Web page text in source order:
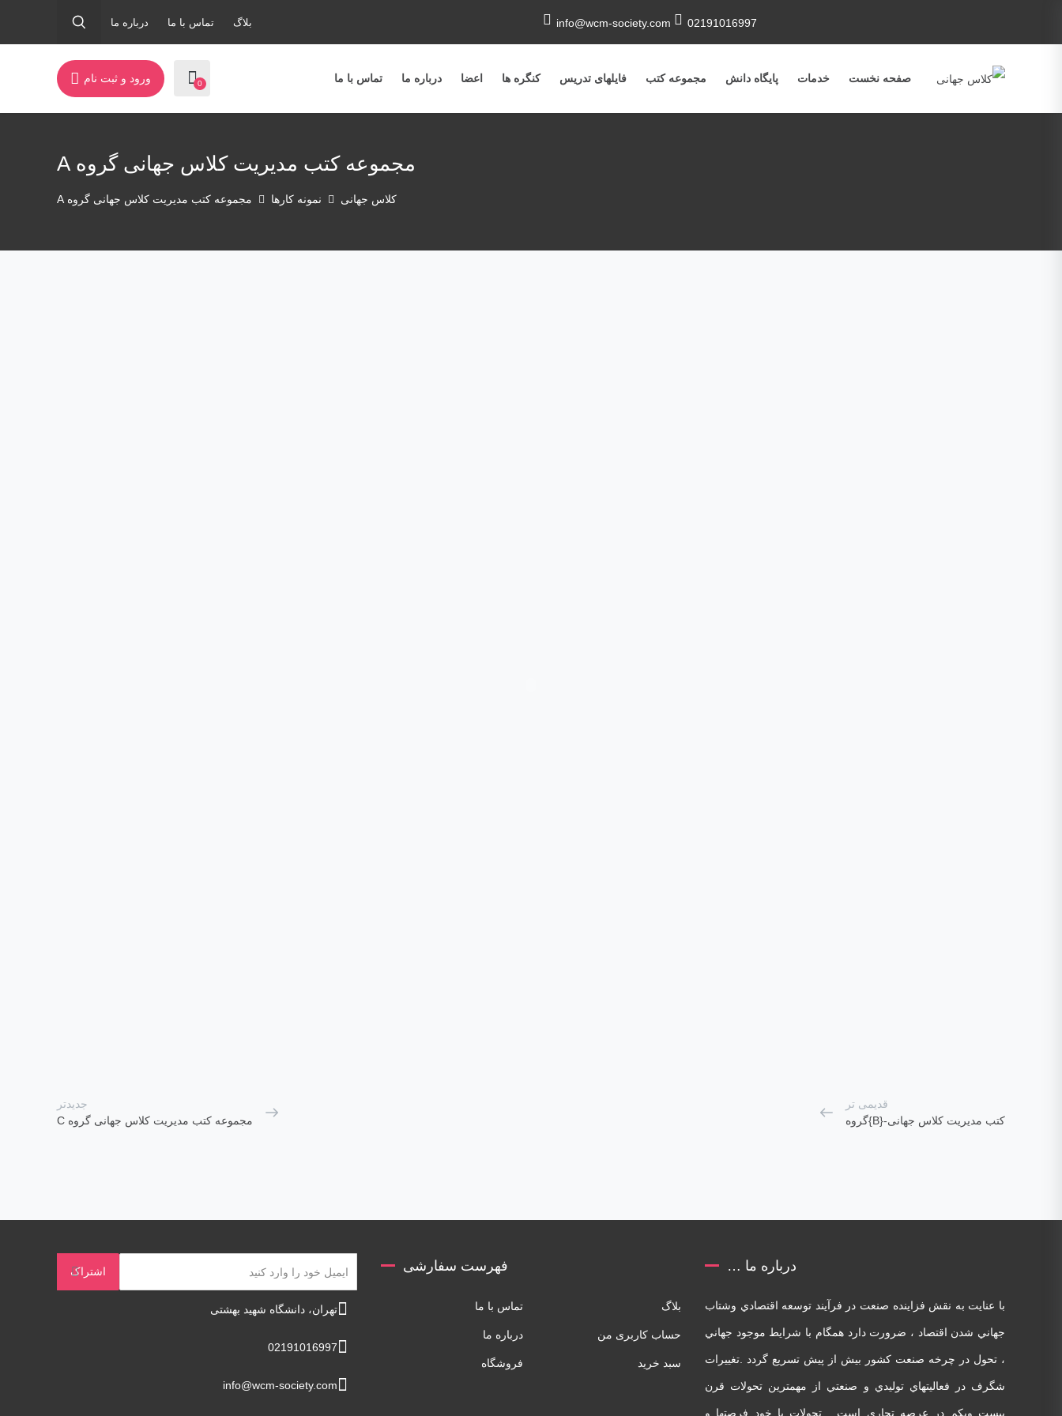
02191016997
info@wcm-society.com بلاگ تماس با ما درباره ما
صفحه نخست خدمات پایگاه دانش مجموعه کتب فایلهای تدریس کنگره ها اعضا درباره ما تماس با ما 0 ورود و ثبت نام
مجموعه کتب مدیریت کلاس جهانی گروه A
کلاس جهانی نمونه کارها مجموعه کتب مدیریت کلاس جهانی گروه A
قدیمی تر
کتب مدیریت کلاس جهانی-{B}گروه
جدیدتر
مجموعه کتب مدیریت کلاس جهانی گروه C
درباره ما …
با عنايت به نقش فزاينده صنعت در فرآيند توسعه اقتصادي وشتاب
جهاني شدن اقتصاد ، ضرورت دارد همگام با شرايط موجود جهاني
، تحول در چرخه صنعت کشور بيش از پيش تسريع گردد .تغييرات
شگرف در فعاليتهاي توليدي و صنعتي از مهمترين تحولات قرن
بيست ويکم در عرصه تجاري است . تحولات با خود فرصتها و
فهرست سفارشی
بلاگ تماس با ما
حساب کاربری من درباره ما
سبد خرید فروشگاه
تهران، دانشگاه شهید بهشتی
02191016997
info@wcm-society.com